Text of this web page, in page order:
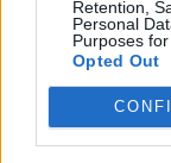
Retention,
Personal
Purposes
Opted Out
színű
Amitől,